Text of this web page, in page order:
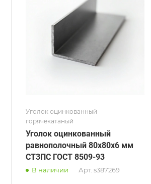
Уголок оцинкованный
горячекатаный
Уголок оцинкованный
равнополочный 80х80х6 мм
СТ3ПС ГОСТ 8509-93
В наличии Арт. s387269
Высота, мм
36
Толщина, мм
Сплав / Марка стали
Оцинкованное